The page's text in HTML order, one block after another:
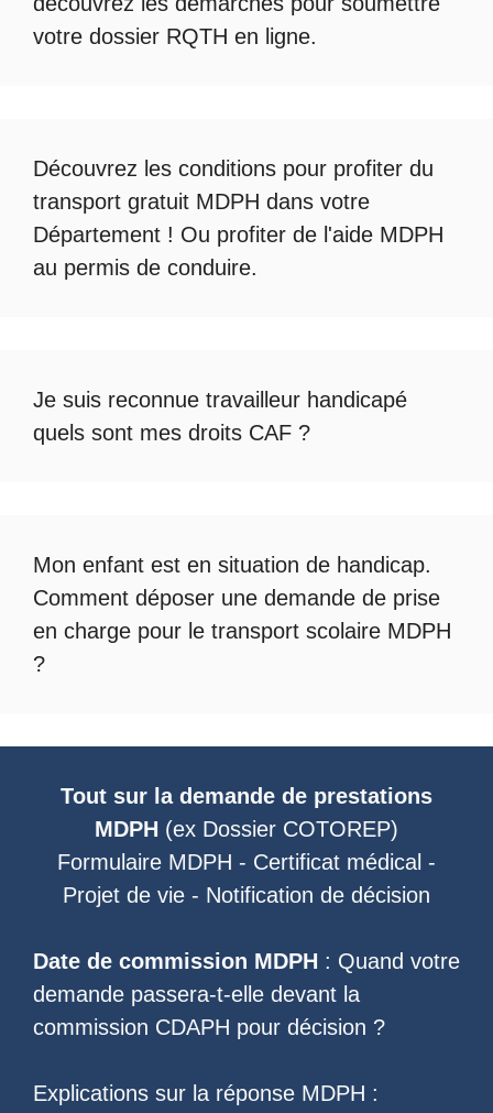
votre dossier RQTH en ligne.
Découvrez les conditions pour profiter du
transport gratuit MDPH dans votre
Département ! Ou profiter de l'aide MDPH
au permis de conduire.
Je suis reconnue travailleur handicapé
quels sont mes droits CAF ?
Mon enfant est en situation de handicap.
Comment déposer une demande de prise
en charge pour le transport scolaire MDPH
?
Tout sur la demande de prestations
MDPH (ex Dossier COTOREP)
Formulaire MDPH - Certificat médical -
Projet de vie - Notification de décision
Date de commission MDPH : Quand votre
demande passera-t-elle devant la
commission CDAPH pour décision ?
Explications sur la réponse MDPH :